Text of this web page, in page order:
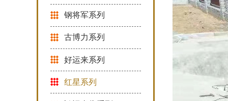
钢将军系列
古博力系列
好运来系列
红星系列